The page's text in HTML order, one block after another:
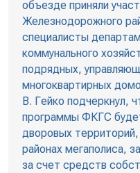
объезде приняли
Железнодорожного
специалисты
коммунального
подрядных,
многоквартирных
В. Гейко подчеркнул,
программы ФКГС
дворовых
районах мегаполиса,
за счет средств